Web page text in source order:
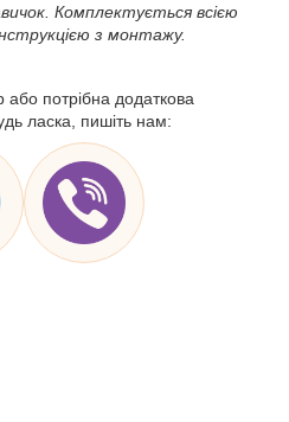
Комплектується всією
з монтажу.
або потрібна додаткова
ласка, пишіть нам: